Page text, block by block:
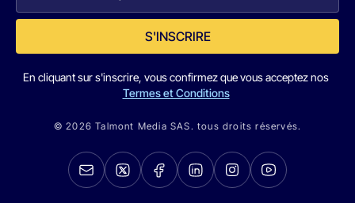
S'INSCRIRE
En cliquant sur s'inscrire, vous confirmez que vous acceptez nos
Termes et Conditions
© 2026 Talmont Media SAS. tous droits réservés.